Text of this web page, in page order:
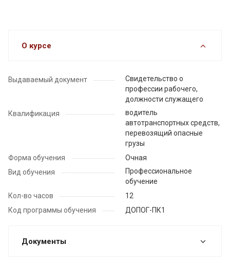
О курсе
Выдаваемый документ
Свидетельство о
профессии рабочего,
должности служащего
Квалификация
водитель
автотранспортных средств,
перевозящий опасные
грузы
Форма обучения
Очная
Вид обучения
Профессиональное
обучение
Кол-во часов
12
Код программы обучения
ДОПОГ-ПК1
Документы